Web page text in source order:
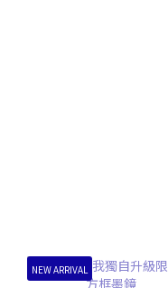
NEW ARRIVAL